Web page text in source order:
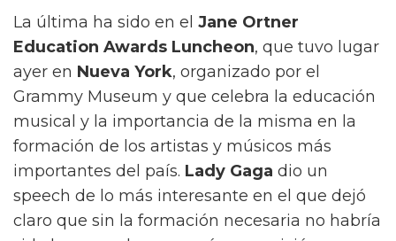
La última ha sido en el Jane Ortner
Education Awards Luncheon, que tuvo lugar
ayer en Nueva York, organizado por el
Grammy Museum y que celebra la educación
musical y la importancia de la misma en la
formación de los artistas y músicos más
importantes del país. Lady Gaga dio un
speech de lo más interesante en el que dejó
claro que sin la formación necesaria no habría